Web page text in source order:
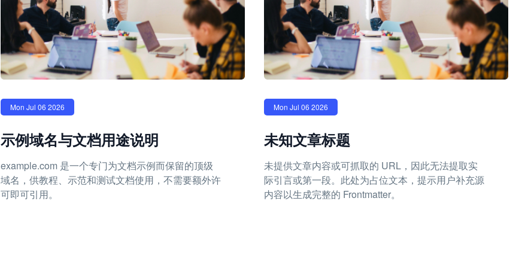
Mon Jul 06 2026
示例域名与文档用途说明
example.com 是一个专门为文档示例而保留的顶级
域名，供教程、示范和测试文档使用，不需要额外许
可即可引用。
Mon Jul 06 2026
未知文章标题
未提供文章内容或可抓取的 URL，因此无法提取实
际引言或第一段。此处为占位文本，提示用户补充源
内容以生成完整的 Frontmatter。